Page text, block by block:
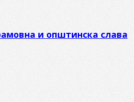
и општинска слава